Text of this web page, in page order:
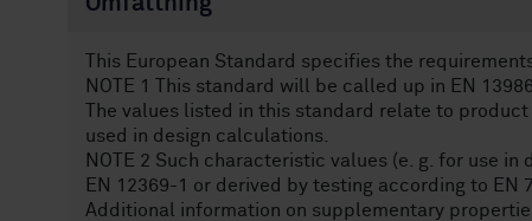
This European Standard specifies the
NOTE 1 This standard will be called up in EN
The values listed in this standard relate to
used in design calculations.
NOTE 2 Such characteristic values (e. g. for use
EN 12369-1 or derived by testing according to EN
Additional information on supplementary